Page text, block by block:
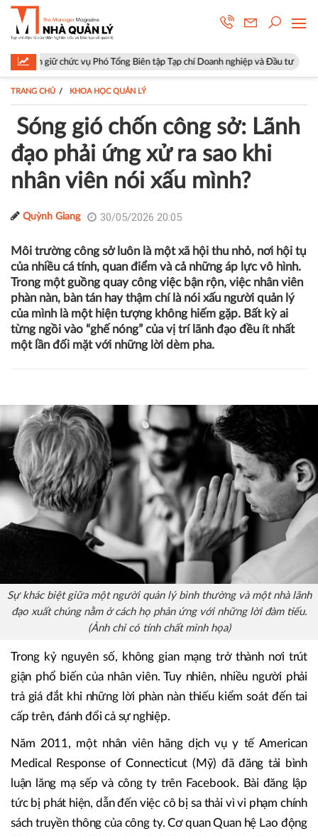
Phó Tổng Biên tập Tạp chí Doanh nghiệp và Đầu tư Hà Nội:
TRANG CHỦ KHOA HỌC QUẢN LÝ
Sóng gió chốn công sở: Lãnh
đạo phải ứng xử ra sao khi
nhân viên nói xấu mình?
Quỳnh Giang 30/05/2026 20:05
Môi trường công sở luôn là một xã hội thu nhỏ, nơi hội tụ
của nhiều cá tính, quan điểm và cả những áp lực vô hình.
Trong một guồng quay công việc bận rộn, việc nhân viên
phàn nàn, bàn tán hay thậm chí là nói xấu người quản lý
của mình là một hiện tượng không hiếm gặp. Bất kỳ ai
từng ngồi vào “ghế nóng” của vị trí lãnh đạo đều ít nhất
một lần đối mặt với những lời dèm pha.
Sự khác biệt giữa một người quản lý bình thường và một nhà lãnh
đạo xuất chúng nằm ở cách họ phản ứng với những lời đàm tiếu.
(Ảnh chỉ có tính chất minh họa)
Trong kỷ nguyên số, không gian mạng trở thành nơi trút
giận phổ biến của nhân viên. Tuy nhiên, nhiều người phải
trả giá đắt khi những lời phàn nàn thiếu kiểm soát đến tai
cấp trên, đánh đổi cả sự nghiệp.
Năm 2011, một nhân viên hãng dịch vụ y tế American
Medical Response of Connecticut (Mỹ) đã đăng tải bình
luận lăng mạ sếp và công ty trên Facebook. Bài đăng lập
tức bị phát hiện, dẫn đến việc cô bị sa thải vì vi phạm chính
sách truyền thông của công ty. Cơ quan Quan hệ Lao động